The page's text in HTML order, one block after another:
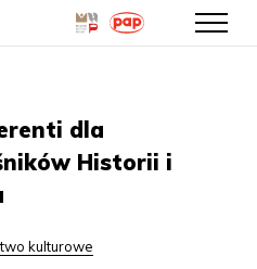
treści
dla
Historii i
kulturowe